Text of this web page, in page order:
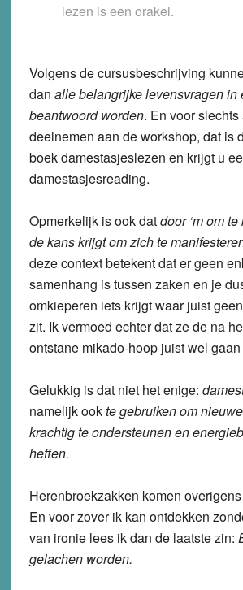
lezen is een orakel.
Volgens de cursusbeschrijving
dan alle belangrijke levensvragen in
beantwoord worden. En voor
deelnemen aan de workshop, dat is
boek damestasjeslezen en krijgt u
damestasjesreading.
Opmerkelijk is ook datdoor ‘m om
de kans krijgt om zich te
deze context betekent dat er geen
samenhang is tussen zaken en je
omkieperen iets krijgt waar juist
zit. Ik vermoed echter dat ze de na
ontstane mikado-hoop juist wel
Gelukkig is dat niet het enige:
namelijk ookte gebruiken om
krachtig te ondersteunen en
heffen.
Herenbroekzakken komen
En voor zover ik kan ontdekken
van ironie lees ik dan de laatste zin:
gelachen worden.